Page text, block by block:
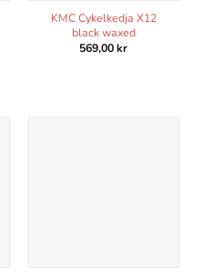
KMC Cykelkedja X12
black waxed
569,00kr